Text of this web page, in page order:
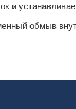
и
обмыв